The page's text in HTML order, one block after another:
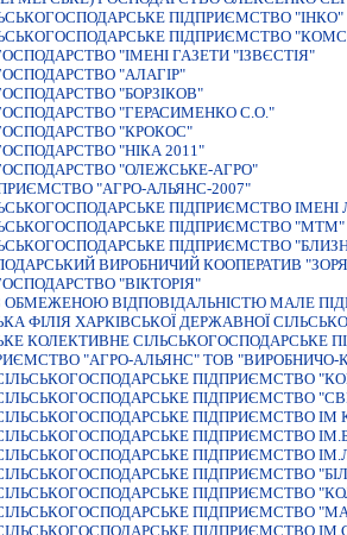
ПIДПРИЄМСТВО "IНКО"
ПIДПРИЄМСТВО
"ІМЕНІ ГАЗЕТИ "ІЗВЄСТІЯ"
"АЛАГІР"
"БОРЗIКОВ"
"ГЕРАСИМЕНКО С.О."
"КРОКОС"
"НIКА 2011"
"ОЛЕЖСЬКЕ-АГРО"
"АГРО-АЛЬЯНС-2007"
ПIДПРИЄМСТВО IМЕНI
ПIДПРИЄМСТВО "МТМ"
ПІДПРИЄМСТВО
ВИРОБНИЧИЙ КООПЕРАТИВ
"ВIКТОРIЯ"
ОБМЕЖЕНОЮ ВIДПОВIДАЛЬНIСТЮ МАЛЕ
ФІЛІЯ ХАРКІВСЬКОЇ ДЕРЖАВНОЇ
КОЛЕКТИВНЕ СІЛЬСЬКОГОСПОДАРСЬКЕ
"АГРО-АЛЬЯНС" ТОВ
ПIДПРИЄМСТВО
ПIДПРИЄМСТВО
ПIДПРИЄМСТВО IМ
ПIДПРИЄМСТВО
ПIДПРИЄМСТВО
ПІДПРИЄМСТВО
ПІДПРИЄМСТВО
ПІДПРИЄМСТВО
ПІДПРИЄМСТВО